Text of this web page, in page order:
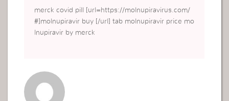
merck covid pill [url=https://molnupiravirus.com/
#]molnupiravir buy [/url] tab molnupiravir price mo
lnupiravir by merck